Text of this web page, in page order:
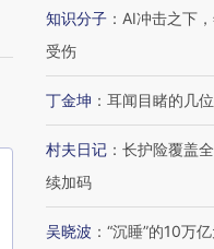
知识分子 ： AI冲击之下
受伤
丁金坤 ： 耳闻目睹的几
村夫日记 ： 长护险覆盖
续加码
吴晓波 ： “沉睡”的10万